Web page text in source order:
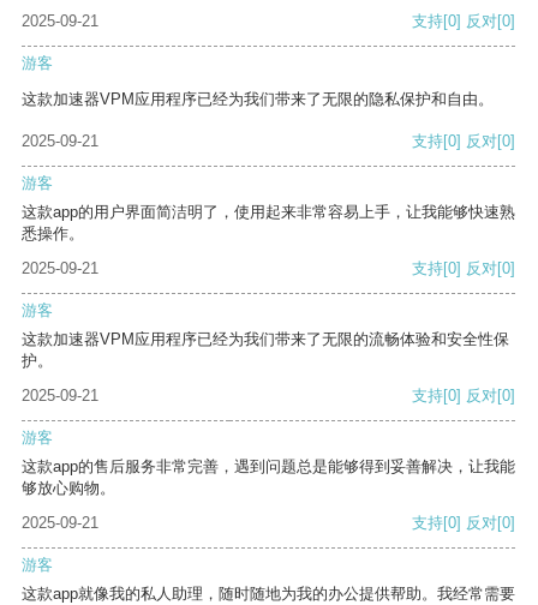
2025-09-21 支持[0] 反对[0]
游客
这款加速器VPM应用程序已经为我们带来了无限的隐私保护和自由。
2025-09-21 支持[0] 反对[0]
游客
这款app的用户界面简洁明了，使用起来非常容易上手，让我能够快速熟
悉操作。
2025-09-21
支持[0] 反对[0]
游客
这款加速器VPM应用程序已经为我们带来了无限的流畅体验和安全性保
护。
2025-09-21
支持[0] 反对[0]
游客
这款app的售后服务非常完善，遇到问题总是能够得到妥善解决，让我能
够放心购物。
2025-09-21
支持[0] 反对[0]
游客
这款app就像我的私人助理，随时随地为我的办公提供帮助。我经常需要